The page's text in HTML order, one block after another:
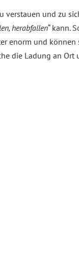
verstauen und zu
herabfallen“ kann.
enorm und können
die Ladung an Ort